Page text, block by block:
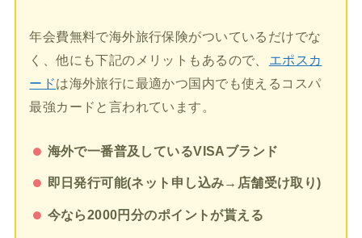
年会費無料で海外旅行保険がついているだけでな
く、他にも下記のメリットもあるので、
エポスカ
ードは海外旅行に最適かつ国内でも使えるコスパ
最強カードと言われています。
海外で一番普及しているVISAブランド
即日発行可能(ネット申し込み→店舗受け取り)
今なら2000円分のポイントが貰える